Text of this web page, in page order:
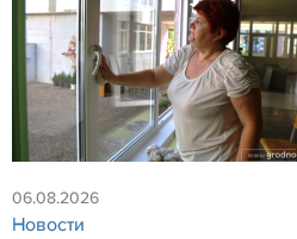
06.08.2026
Новости